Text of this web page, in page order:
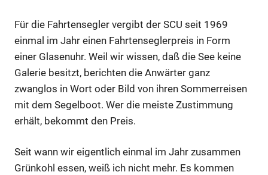
Für die Fahrtensegler vergibt der SCU seit 1969
einmal im Jahr einen Fahrtenseglerpreis in Form
einer Glasenuhr. Weil wir wissen, daß die See keine
Galerie besitzt, berichten die Anwärter ganz
zwanglos in Wort oder Bild von ihren Sommerreisen
mit dem Segelboot. Wer die meiste Zustimmung
erhält, bekommt den Preis.
Seit wann wir eigentlich einmal im Jahr zusammen
Grünkohl essen, weiß ich nicht mehr. Es kommen